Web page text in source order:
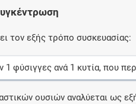
τον εξής τρόπο συσκευασίας:
1 φύσιγγες ανά 1 κυτία, που
ουσιών αναλύεται ως